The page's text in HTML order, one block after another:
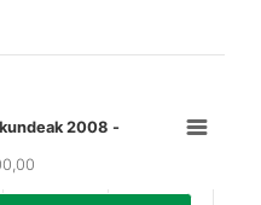
2008 -